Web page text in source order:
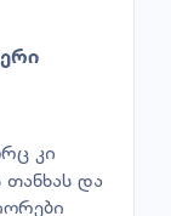
კი
თანხას და